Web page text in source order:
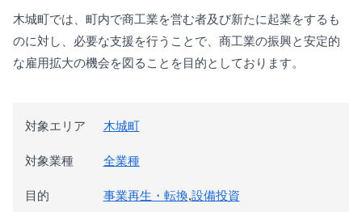
木城町では、町内で商工業を営む者及び新たに起業をするも
のに対し、必要な支援を行うことで、商工業の振興と安定的
な雇用拡大の機会を図ることを目的としております。
対象エリア 木城町
対象業種 全業種
目的 事業再生・転換,設備投資